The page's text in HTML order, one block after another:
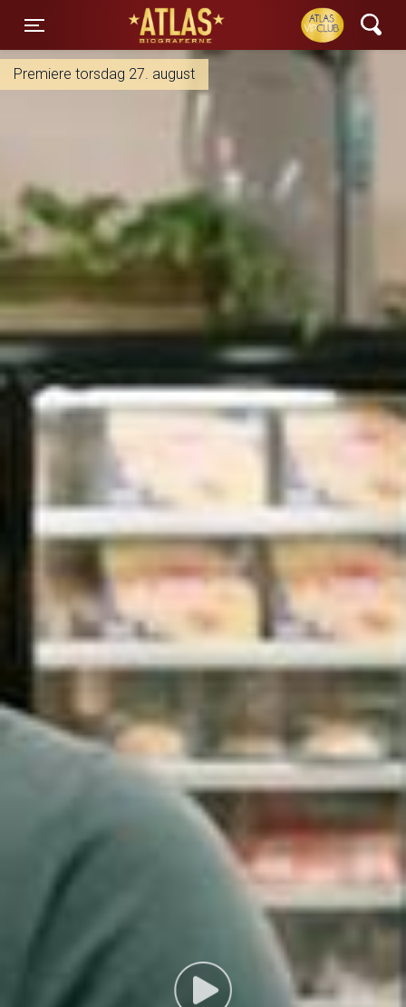
Toggle navigation
ATLAS Biograferne
Premiere torsdag 27. august